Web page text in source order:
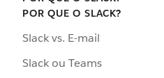
POR QUE O SLACK?
Slack vs. E-mail
Slack ou Teams